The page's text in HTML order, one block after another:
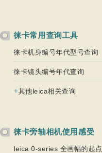
徕卡常用查询工具
徕卡机身编号年代型号查询
徕卡镜头编号年代查询
+其他leica相关查询
徕卡旁轴相机使用感受
leica 0-series 全画幅的起点